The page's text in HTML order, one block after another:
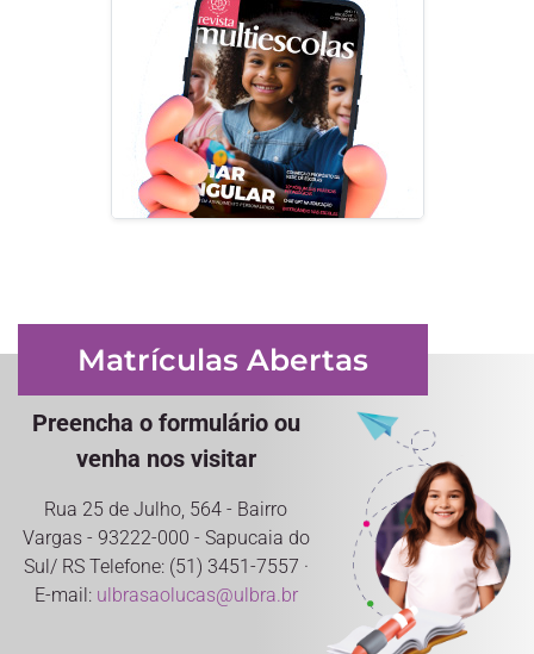
Matrículas Abertas
Preencha o formulário ou
venha nos visitar
Rua 25 de Julho, 564 - Bairro
Vargas - 93222-000 - Sapucaia do
Sul/ RS Telefone: (51) 3451-7557 ·
E-mail: ulbrasaolucas@ulbra.br